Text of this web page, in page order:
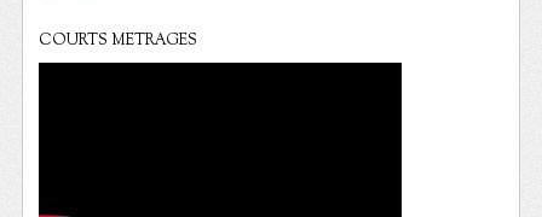
COURTS METRAGES